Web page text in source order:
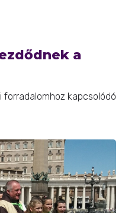
a
kapcsolódó